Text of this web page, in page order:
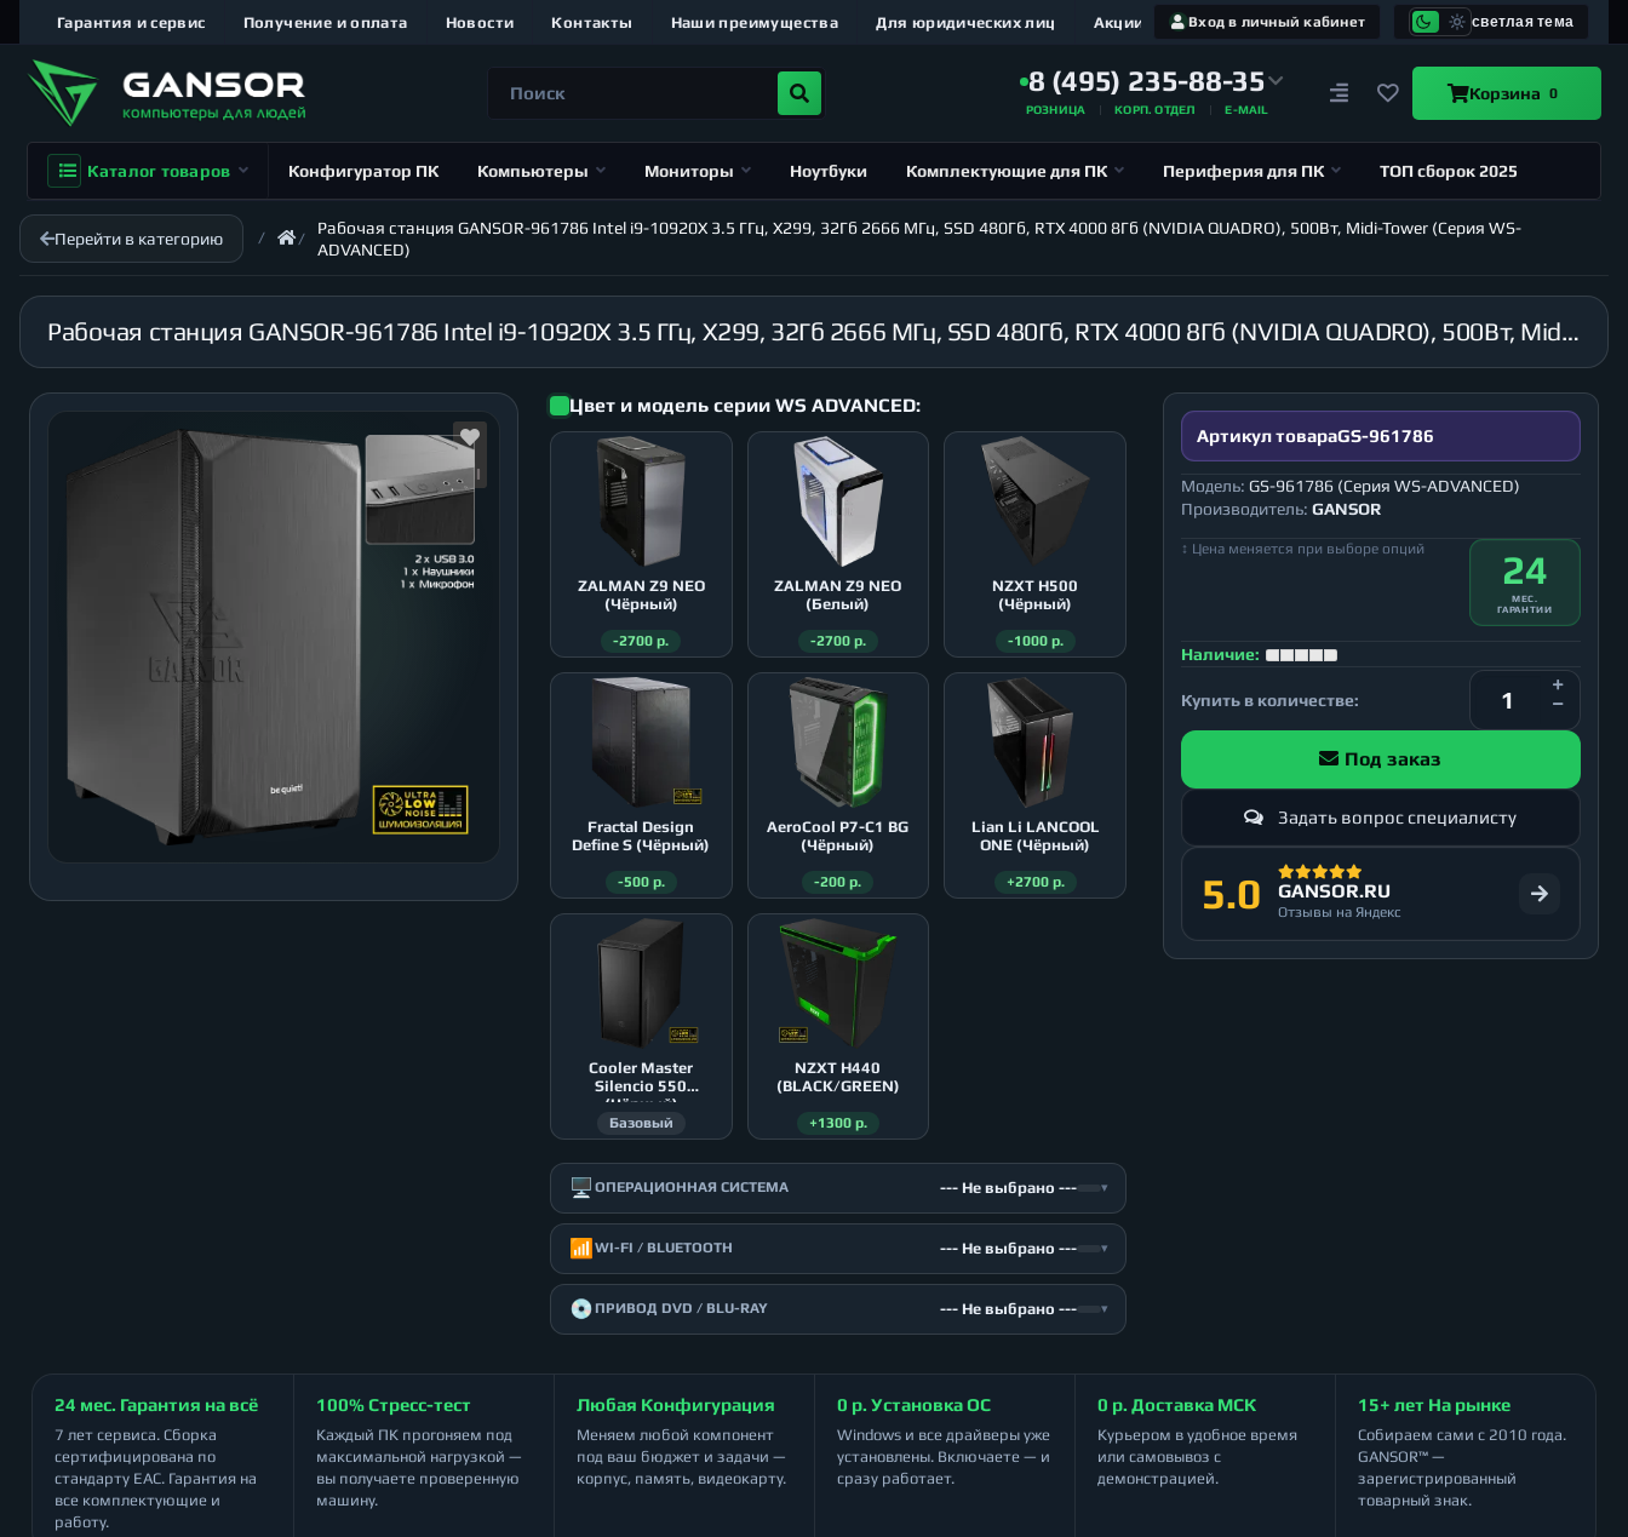
Вход в личный кабинет светлая тема
Гарантия и сервис Получение и оплата Новости Контакты Наши преимущества Для юридических лиц Акции
8 (495) 235-88-35
РОЗНИЦА КОРП. ОТДЕЛ E-MAIL
Корзина 0
Каталог товаров Конфигуратор ПК Компьютеры Мониторы Ноутбуки Комплектующие для ПК Периферия для ПК ТОП сборок 2025
Перейти в категорию
Рабочая станция GANSOR-961786 Intel i9-10920X 3.5 ГГц, X299, 32Гб 2666 МГц, SSD 480Гб, RTX 4000 8Гб (NVIDIA QUADRO), 500Вт, Midi-Tower (Серия WS-
ADVANCED)
Рабочая станция GANSOR-961786 Intel i9-10920X 3.5 ГГц, X299, 32Гб 2666 МГц, SSD 480Гб, RTX 4000 8Гб (NVIDIA QUADRO), 500Вт, Midi-Tower (Серия WS-ADVANCED)
Цвет и модель серии WS ADVANCED:
ZALMAN Z9 NEO
(Чёрный)
-2700 р.
ZALMAN Z9 NEO
(Белый)
-2700 р.
NZXT H500
(Чёрный)
-1000 р.
Fractal Design
Define S (Чёрный)
-500 р.
AeroСool P7-C1 BG
(Чёрный)
-200 р.
Lian Li LANCOOL
ONE (Чёрный)
+2700 р.
Cooler Master
Silencio 550
(Чёрный)
Базовый
NZXT H440
(BLACK/GREEN)
+1300 р.
🖥️ ОПЕРАЦИОННАЯ СИСТЕМА --- Не выбрано --- ▾
📶 WI-FI / BLUETOOTH --- Не выбрано --- ▾
💿 ПРИВОД DVD / BLU-RAY --- Не выбрано --- ▾
Артикул товараGS-961786
Модель: GS-961786 (Серия WS-ADVANCED)
Производитель: GANSOR
↕ Цена меняется при выборе опций 24
МЕС.
ГАРАНТИИ
Наличие:
Купить в количестве:
Под заказ
Задать вопрос специалисту
5.0 GANSOR.RU
Отзывы на Яндекс
24 мес. Гарантия на всё
7 лет сервиса. Сборка
сертифицирована по
стандарту ЕАС. Гарантия на
все комплектующие и
работу.
100% Стресс-тест
Каждый ПК прогоняем под
максимальной нагрузкой —
вы получаете проверенную
машину.
Любая Конфигурация
Меняем любой компонент
под ваш бюджет и задачи —
корпус, память, видеокарту.
0 р. Установка ОС
Windows и все драйверы уже
установлены. Включаете — и
сразу работает.
0 р. Доставка МСК
Курьером в удобное время
или самовывоз с
демонстрацией.
15+ лет На рынке
Собираем сами с 2010 года.
GANSOR™ —
зарегистрированный
товарный знак.